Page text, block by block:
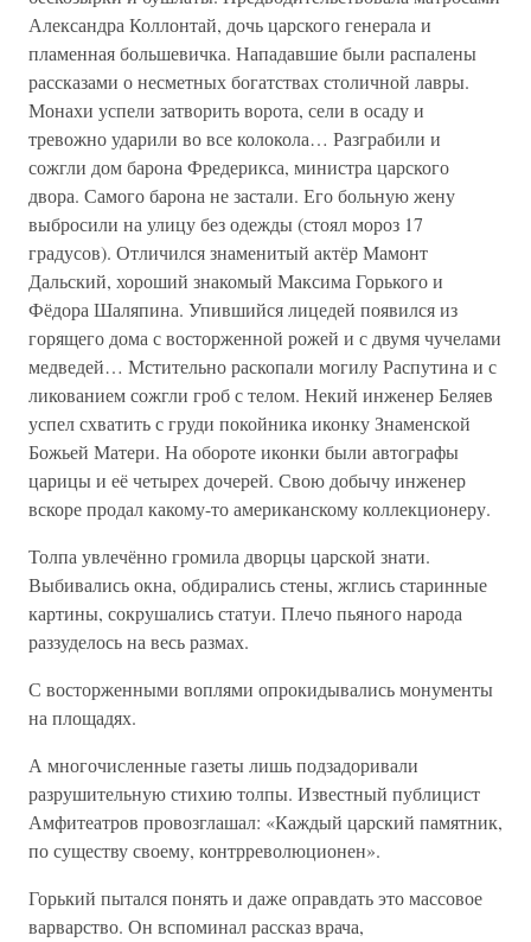
Александра Коллонтай, дочь царского генерала и
пламенная большевичка. Нападавшие были распалены
рассказами о несметных богатствах столичной лавры.
Монахи успели затворить ворота, сели в осаду и
тревожно ударили во все колокола… Разграбили и
сожгли дом барона Фредерикса, министра царского
двора. Самого барона не застали. Его больную жену
выбросили на улицу без одежды (стоял мороз 17
градусов). Отличился знаменитый актёр Мамонт
Дальский, хороший знакомый Максима Горького и
Фёдора Шаляпина. Упившийся лицедей появился из
горящего дома с восторженной рожей и с двумя чучелами
медведей… Мстительно раскопали могилу Распутина и с
ликованием сожгли гроб с телом. Некий инженер Беляев
успел схватить с груди покойника иконку Знаменской
Божьей Матери. На обороте иконки были автографы
царицы и её четырех дочерей. Свою добычу инженер
вскоре продал какому-то американскому коллекционеру.
Толпа увлечённо громила дворцы царской знати.
Выбивались окна, обдирались стены, жглись старинные
картины, сокрушались статуи. Плечо пьяного народа
раззуделось на весь размах.
С восторженными воплями опрокидывались монументы
на площадях.
А многочисленные газеты лишь подзадоривали
разрушительную стихию толпы. Известный публицист
Амфитеатров провозглашал: «Каждый царский памятник,
по существу своему, контрреволюционен».
Горький пытался понять и даже оправдать это массовое
варварство. Он вспоминал рассказ врача,